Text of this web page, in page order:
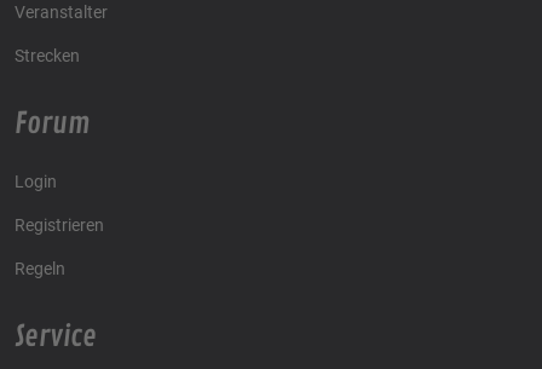
Veranstalter
Strecken
Forum
Login
Registrieren
Regeln
Service